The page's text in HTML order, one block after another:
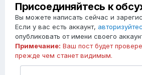
Присоединяйтесь к
Вы можете написать сейчас и
Если у вас есть аккаунт,
опубликовать от имени своего
Примечание: Ваш пост будет
прежде чем станет видимым.